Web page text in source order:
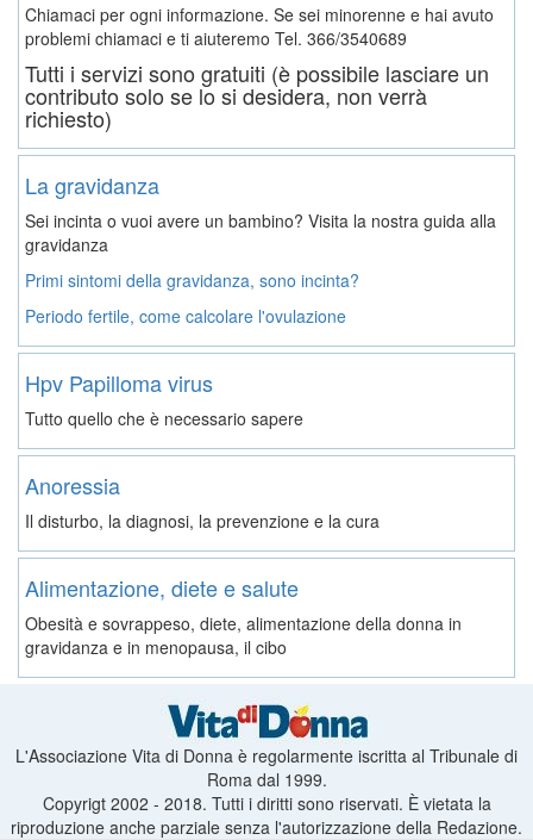
Chiamaci per ogni informazione. Se sei minorenne e hai avuto
problemi chiamaci e ti aiuteremo Tel. 366/3540689
Tutti i servizi sono gratuiti (è possibile lasciare un
contributo solo se lo si desidera, non verrà
richiesto)
La gravidanza
Sei incinta o vuoi avere un bambino? Visita la nostra guida alla
gravidanza
Primi sintomi della gravidanza, sono incinta?
Periodo fertile, come calcolare l'ovulazione
Hpv Papilloma virus
Tutto quello che è necessario sapere
Anoressia
Il disturbo, la diagnosi, la prevenzione e la cura
Alimentazione, diete e salute
Obesità e sovrappeso, diete, alimentazione della donna in
gravidanza e in menopausa, il cibo
L'Associazione Vita di Donna è regolarmente iscritta al Tribunale di
Roma dal 1999.
Copyrigt 2002 - 2018. Tutti i diritti sono riservati. È vietata la
riproduzione anche parziale senza l'autorizzazione della Redazione.